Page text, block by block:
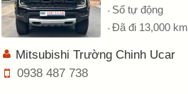
Số tự động
Đã đi 13,000 km
Mitsubishi Trường Chinh Ucar
0938 487 738